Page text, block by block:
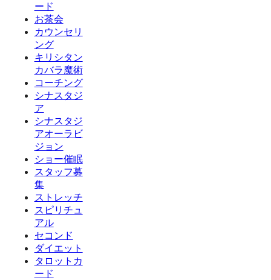
ード
お茶会
カウンセリ
ング
キリシタン
カバラ魔術
コーチング
シナスタジ
ア
シナスタジ
アオーラビ
ジョン
ショー催眠
スタッフ募
集
ストレッチ
スピリチュ
アル
セコンド
ダイエット
タロットカ
ード